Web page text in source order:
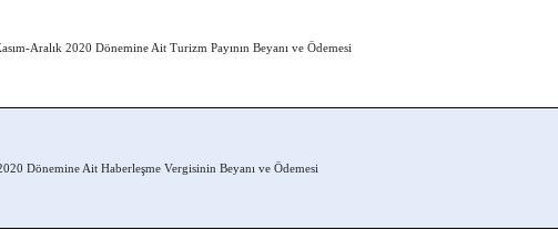
Aralık 2020 Dönemine Ait Turizm Payının Beyanı ve Ödemesi
Dönemine Ait Haberleşme Vergisinin Beyanı ve Ödemesi